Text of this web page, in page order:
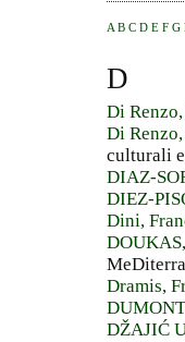
A B C D E F G
D
Di
Di
culturali
DIAZ-
DIEZ-
Dini,
Dramis,
DŽAJIĆ